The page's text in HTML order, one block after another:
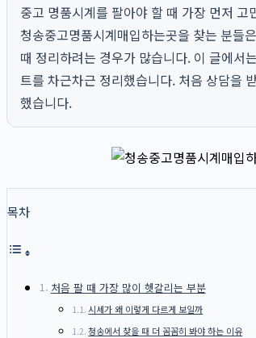
중고 명품시계를 팔아야 할 때 가장 먼저
청송중고명품시계매입하는곳을 찾는 분들
때 정리하려는 경우가 많습니다. 이 글에서
트를 차근차근 정리했습니다. 처음 상담을
했습니다.
목차
처음 팔 때 가장 많이 헷갈리는 부분
시세가 왜 이렇게 다르게 보일까
청송에서 찾을 때 더 꼼꼼히 봐야 하는 이유